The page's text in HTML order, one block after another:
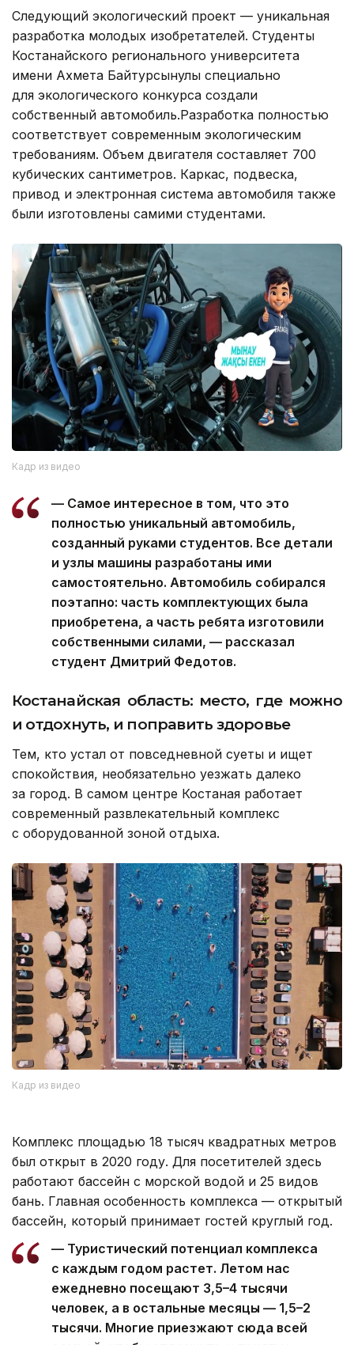
Следующий экологический проект — уникальная
разработка молодых изобретателей. Студенты
Костанайского регионального университета
имени Ахмета Байтурсынулы специально
для экологического конкурса создали
собственный автомобиль.Разработка полностью
соответствует современным экологическим
требованиям. Объем двигателя составляет 700
кубических сантиметров. Каркас, подвеска,
привод и электронная система автомобиля также
были изготовлены самими студентами.
Кадр из видео
— Самое интересное в том, что это
полностью уникальный автомобиль,
созданный руками студентов. Все детали
и узлы машины разработаны ими
самостоятельно. Автомобиль собирался
поэтапно: часть комплектующих была
приобретена, а часть ребята изготовили
собственными силами, — рассказал
студент Дмитрий Федотов.
Костанайская область: место, где можно
и отдохнуть, и поправить здоровье
Тем, кто устал от повседневной суеты и ищет
спокойствия, необязательно уезжать далеко
за город. В самом центре Костаная работает
современный развлекательный комплекс
с оборудованной зоной отдыха.
Кадр из видео
Комплекс площадью 18 тысяч квадратных метров
был открыт в 2020 году. Для посетителей здесь
работают бассейн с морской водой и 25 видов
бань. Главная особенность комплекса — открытый
бассейн, который принимает гостей круглый год.
— Туристический потенциал комплекса
с каждым годом растет. Летом нас
ежедневно посещают 3,5–4 тысячи
человек, а в остальные месяцы — 1,5–2
тысячи. Многие приезжают сюда всей